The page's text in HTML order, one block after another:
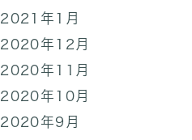
2021年1月
2020年12月
2020年11月
2020年10月
2020年9月